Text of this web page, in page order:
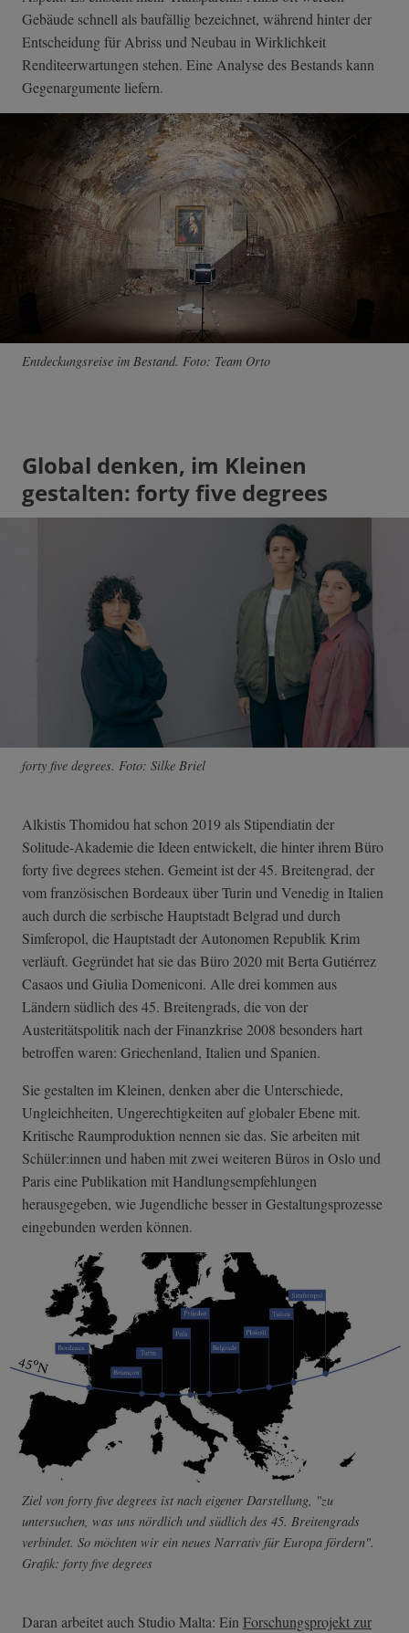
Gebäude schnell als baufällig bezeichnet, während hinter der
Entscheidung für Abriss und Neubau in Wirklichkeit
Renditeerwartungen stehen. Eine Analyse des Bestands kann
Gegenargumente liefern.
Entdeckungsreise im Bestand. Foto: Team Orto
Global denken, im Kleinen
gestalten: forty five degrees
forty five degrees. Foto: Silke Briel
Alkistis Thomidou hat schon 2019 als Stipendiatin der
Solitude-Akademie die Ideen entwickelt, die hinter ihrem Büro
forty five degrees stehen. Gemeint ist der 45. Breitengrad, der
vom französischen Bordeaux über Turin und Venedig in Italien
auch durch die serbische Hauptstadt Belgrad und durch
Simferopol, die Hauptstadt der Autonomen Republik Krim
verläuft. Gegründet hat sie das Büro 2020 mit Berta Gutiérrez
Casaos und Giulia Domeniconi. Alle drei kommen aus
Ländern südlich des 45. Breitengrads, die von der
Austeritätspolitik nach der Finanzkrise 2008 besonders hart
betroffen waren: Griechenland, Italien und Spanien.
Sie gestalten im Kleinen, denken aber die Unterschiede,
Ungleichheiten, Ungerechtigkeiten auf globaler Ebene mit.
Kritische Raumproduktion nennen sie das. Sie arbeiten mit
Schüler:innen und haben mit zwei weiteren Büros in Oslo und
Paris eine Publikation mit Handlungsempfehlungen
herausgegeben, wie Jugendliche besser in Gestaltungsprozesse
eingebunden werden können.
Ziel von forty five degrees ist nach eigener Darstellung, "zu
untersuchen, was uns nördlich und südlich des 45. Breitengrads
verbindet. So möchten wir ein neues Narrativ für Europa fördern".
Grafik: forty five degrees
Daran arbeitet auch Studio Malta: Ein Forschungsprojekt zur